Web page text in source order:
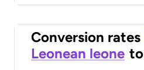
Conversion rates
Leonean leone to